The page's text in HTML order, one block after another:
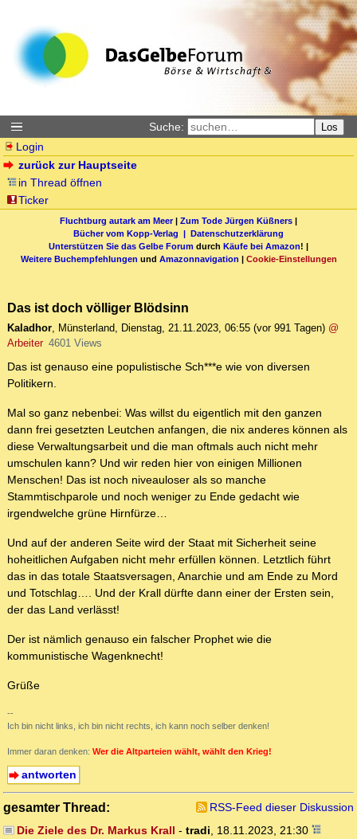
Suche: Los
Login
zurück zur Hauptseite
in Thread öffnen
Ticker
Fluchtburg autark am Meer| Zum Tode Jürgen Küßners |
Bücher vom Kopp-Verlag | Datenschutzerklärung
Unterstützen Sie das Gelbe Forum durch Käufe bei Amazon! |
Weitere Buchempfehlungen und Amazonnavigation | Cookie-Einstellungen
Das ist doch völliger Blödsinn
Kaladhor, Münsterland, Dienstag, 21.11.2023, 06:55 (vor 991 Tagen) @
Arbeiter 4601 Views
Das ist genauso eine populistische Sch***e wie von diversen
Politikern.
Mal so ganz nebenbei: Was willst du eigentlich mit den ganzen
dann frei gesetzten Leutchen anfangen, die nix anderes können als
diese Verwaltungsarbeit und die man oftmals auch nicht mehr
umschulen kann? Und wir reden hier von einigen Millionen
Menschen! Das ist noch niveauloser als so manche
Stammtischparole und noch weniger zu Ende gedacht wie
irgendwelche grüne Hirnfürze…
Und auf der anderen Seite wird der Staat mit Sicherheit seine
hoheitlichen Aufgaben nicht mehr erfüllen können. Letztlich führt
das in das totale Staatsversagen, Anarchie und am Ende zu Mord
und Totschlag…. Und der Krall dürfte dann einer der Ersten sein,
der das Land verlässt!
Der ist nämlich genauso ein falscher Prophet wie die
kommunistische Wagenknecht!
Grüße
--
Ich bin nicht links, ich bin nicht rechts, ich kann noch selber denken!
Immer daran denken: Wer die Altparteien wählt, wählt den Krieg!
antworten
gesamter Thread:
RSS-Feed dieser Diskussion
Die Ziele des Dr. Markus Krall - tradi, 18.11.2023, 21:30